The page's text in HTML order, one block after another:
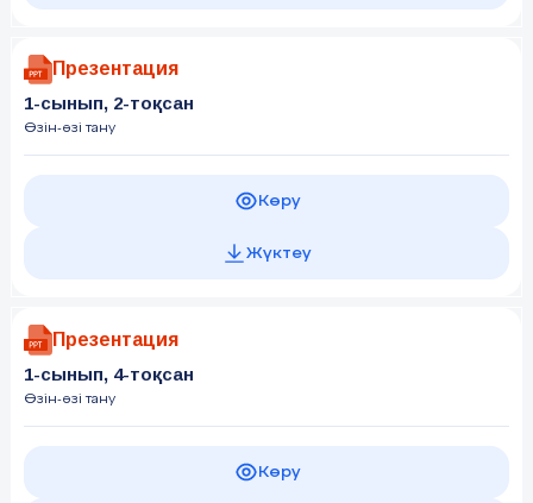
Презентация
1-сынып, 2-тоқсан
Өзін-өзі тану
Көру
Жүктеу
Презентация
1-сынып, 4-тоқсан
Өзін-өзі тану
Көру